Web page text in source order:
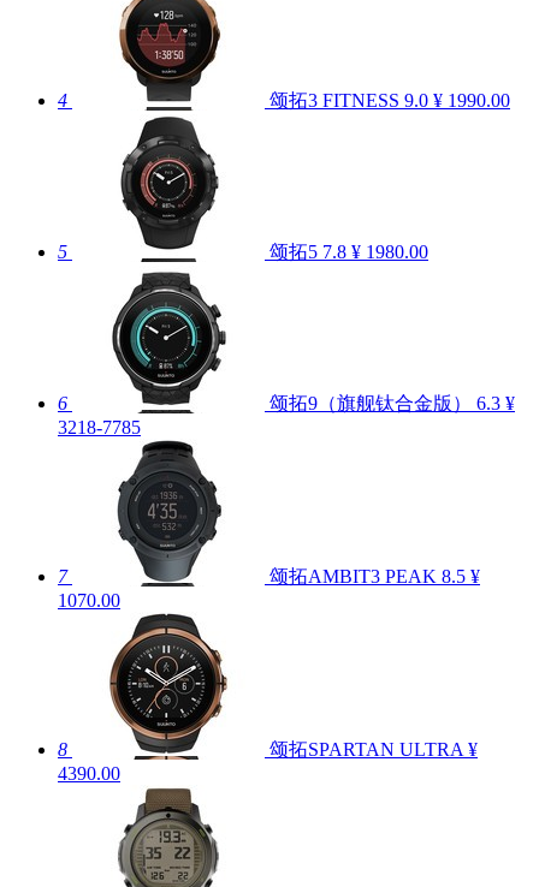
4 颂拓3 FITNESS 9.0 ¥ 1990.00
5 颂拓5 7.8 ¥ 1980.00
6 颂拓9（旗舰钛合金版） 6.3 ¥
3218-7785
7 颂拓AMBIT3 PEAK 8.5 ¥
1070.00
8 颂拓SPARTAN ULTRA ¥
4390.00